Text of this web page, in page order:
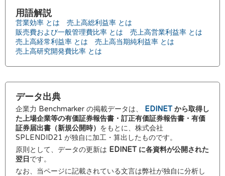
用語解説
営業効率 とは
売上高総利益率 とは
販売費および一般管理費比率 とは
売上高営業利益率 とは
売上高経常利益率 とは
売上高当期純利益率 とは
売上高研究開発費比率 とは
データ出典
企業力 Benchmarker の掲載データは、 EDINETから取得し
た上場企業等の有価証券報告書・訂正有価証券報告書・有価
証券届出書（新規公開時） をもとに、株式会社
SPLENDID21 が独自に加工・算出したものです。
原則として、データの更新は EDINET に各資料が公開された
翌日 です。
なお、当ページに記載されている文言は弊社が独自に分析し